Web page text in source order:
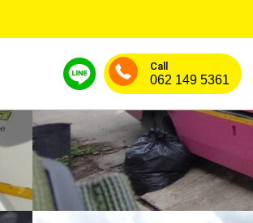
Call
062 149 5361